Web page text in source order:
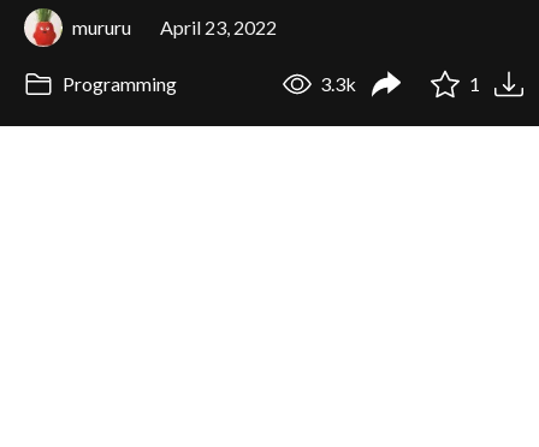
mururu April 23, 2022
Programming 3.3k 1